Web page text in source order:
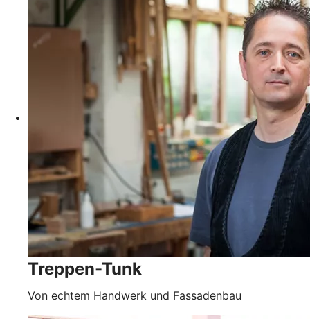
Treppen-Tunk
Von echtem Handwerk und Fassadenbau